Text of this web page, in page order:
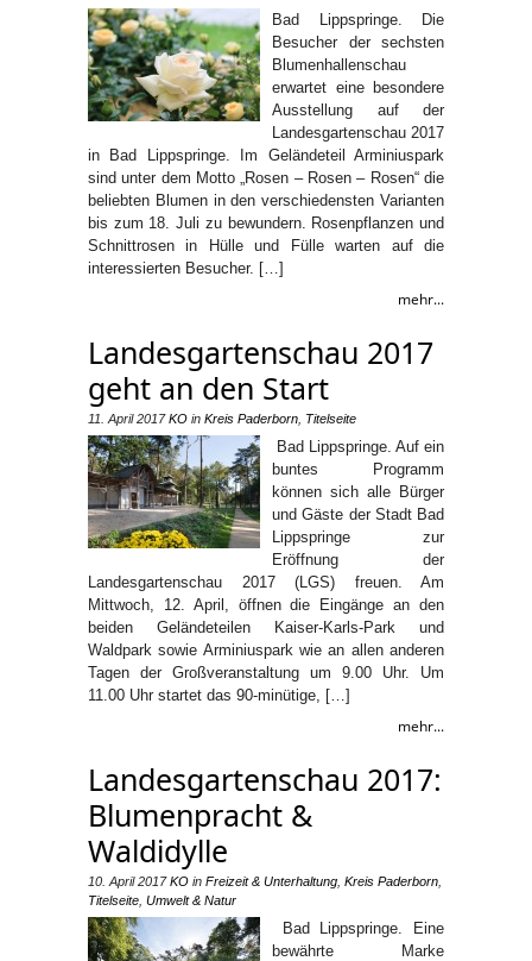
Bad Lippspringe. Die
Besucher der sechsten
Blumenhallenschau
erwartet eine besondere
Ausstellung auf der
Landesgartenschau 2017
in Bad Lippspringe. Im Geländeteil Arminiuspark
sind unter dem Motto „Rosen – Rosen – Rosen“ die
beliebten Blumen in den verschiedensten Varianten
bis zum 18. Juli zu bewundern. Rosenpflanzen und
Schnittrosen in Hülle und Fülle warten auf die
interessierten Besucher. […]
mehr...
Landesgartenschau 2017
geht an den Start
11. April 2017 KO in Kreis Paderborn Titelseite
Bad Lippspringe. Auf ein
buntes Programm
können sich alle Bürger
und Gäste der Stadt Bad
Lippspringe zur
Eröffnung der
Landesgartenschau 2017 (LGS) freuen. Am
Mittwoch, 12. April, öffnen die Eingänge an den
beiden Geländeteilen Kaiser-Karls-Park und
Waldpark sowie Arminiuspark wie an allen anderen
Tagen der Großveranstaltung um 9.00 Uhr. Um
11.00 Uhr startet das 90-minütige, […]
mehr...
Landesgartenschau 2017:
Blumenpracht &
Waldidylle
10. April 2017 KO in Freizeit & Unterhaltung Kreis Paderborn
Titelseite Umwelt & Natur
Bad Lippspringe. Eine
bewährte Marke